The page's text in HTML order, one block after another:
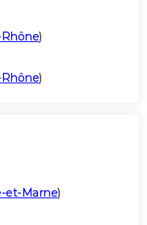
)
)
et-Marne)